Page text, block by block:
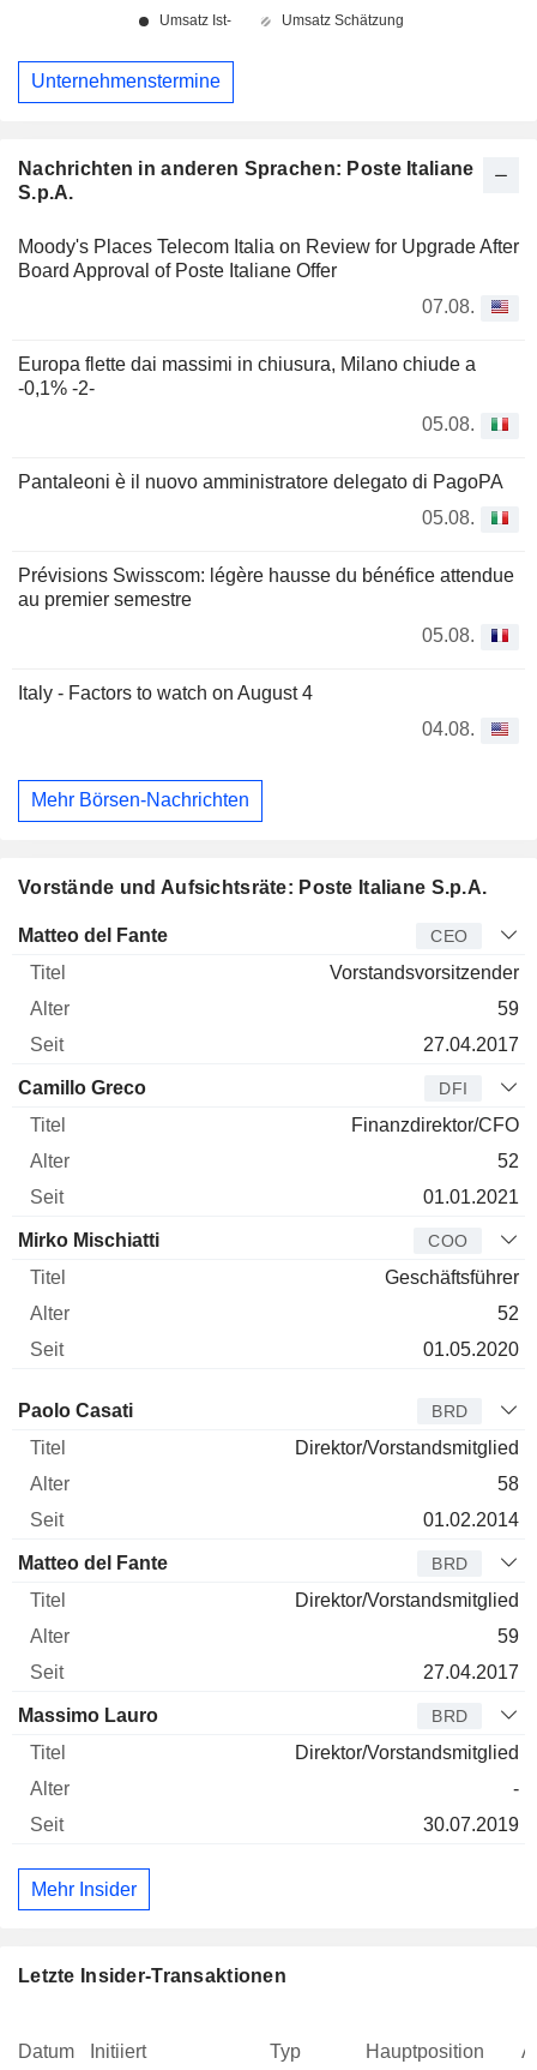
Nachrichten in anderen Sprachen: Poste Italiane
S.p.A.
Moody's Places Telecom Italia on Review for Upgrade After
Board Approval of Poste Italiane Offer
07.08.
Europa flette dai massimi in chiusura, Milano chiude a
-0,1% -2-
05.08.
Pantaleoni è il nuovo amministratore delegato di PagoPA
05.08.
Prévisions Swisscom: légère hausse du bénéfice attendue
au premier semestre
05.08.
Italy - Factors to watch on August 4
04.08.
Mehr Börsen-Nachrichten
Vorstände und Aufsichtsräte: Poste Italiane S.p.A.
Manager Titel Alter
Matteo del Fante CEO
Vorstandsvorsitzender
59
27.04.2017
Camillo Greco DFI
Finanzdirektor/CFO
52
01.01.2021
Mirko Mischiatti COO
Geschäftsführer
52
01.05.2020
Verwaltungsratsmitglied
Paolo Casati BRD
Direktor/Vorstandsmitglied
58
01.02.2014
Matteo del Fante BRD
Direktor/Vorstandsmitglied
59
27.04.2017
Massimo Lauro BRD
Direktor/Vorstandsmitglied
-
30.07.2019
Mehr Insider
Letzte Insider-Transaktionen
Datum Initiiert Typ Hauptposition
Unternehmenstermine